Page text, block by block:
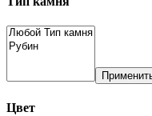
Цвет